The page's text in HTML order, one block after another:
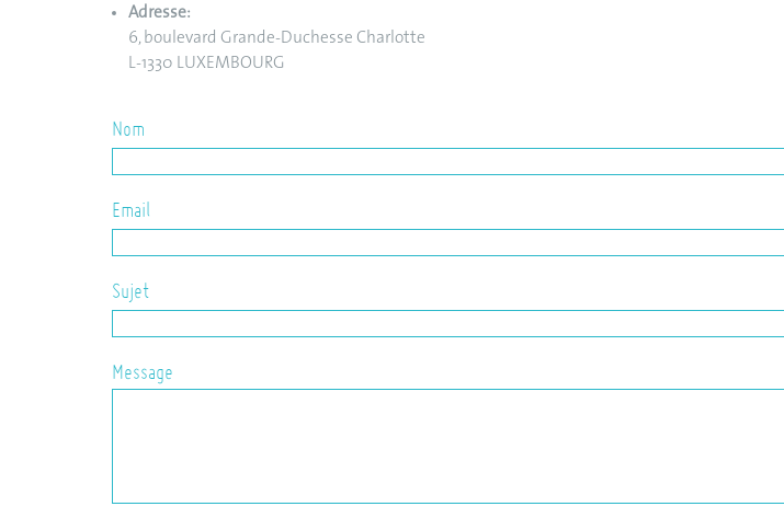
Adresse:
6, boulevard Grande-Duchesse Charlotte
L-1330 LUXEMBOURG
Nom
Email
Sujet
Message